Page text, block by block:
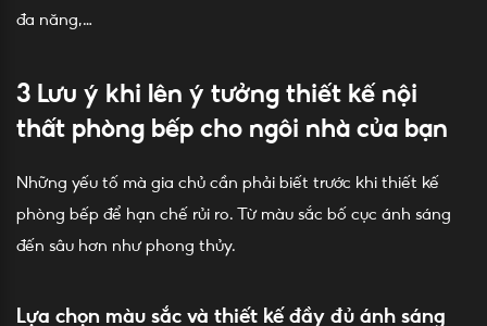
đa năng,…
3 Lưu ý khi lên ý tưởng thiết kế nội
thất phòng bếp cho ngôi nhà của bạn
Những yếu tố mà gia chủ cần phải biết trước khi thiết kế
phòng bếp để hạn chế rủi ro. Từ màu sắc bố cục ánh sáng
đến sâu hơn như phong thủy.
Lựa chọn màu sắc và thiết kế đầy đủ ánh sáng